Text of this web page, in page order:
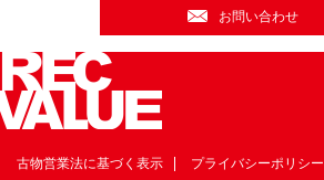
お問い合わせ
古物営業法に基づく表示 プライバシーポリシー